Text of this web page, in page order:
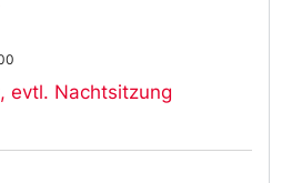
evtl. Nachtsitzung